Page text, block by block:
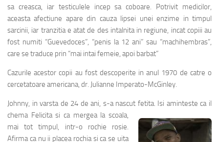
sa creasca, iar testiculele incep sa coboare. Potrivit medicilor,
aceasta afectiune apare din cauza lipsei unei enzime in timpul
sarcinii, iar tranzitia e atat de des intalnita in regiune, incat copiii au
fost numiti “Guevedoces”, “penis la 12 ani” sau “machihembras”,
care se traduce prin “mai intai femeie, apoi barbat”
Cazurile acestor copii au fost descoperite in anul 1970 de catre o
cercetatoare americana, dr. Julianne Imperato-McGinley.
Johnny, in varsta de 24 de ani, s-a nascut fetita. Isi aminteste ca il
chema Felicita si ca mergea la scoala,
mai tot timpul, intr-o rochie rosie.
Afirma ca nu ii placea rochia si ca se uita